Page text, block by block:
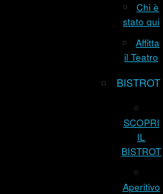
Chi è
stato qui
Affitta
il Teatro
BISTROT
SCOPRI
IL
BISTROT
Aperitivo